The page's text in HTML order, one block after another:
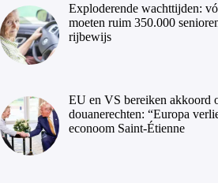
Exploderende wachttijden:
moeten ruim 350.000
rijbewijs
EU en VS bereiken akkoord
douanerechten: “Europa
econoom Saint-Étienne